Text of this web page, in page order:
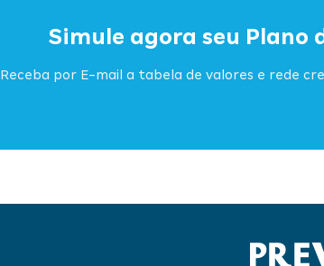
Simule agora seu Plano
Receba por E-mail a tabela de valores e rede